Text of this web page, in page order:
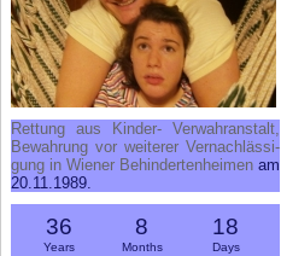
Ret­tung aus Kin­der- Ver­wahr­an­stalt,
Be­wah­rung vor wei­te­rer Ver­nach­läs­si­
gung in Wie­ner Be­hin­der­ten­hei­men am
20.11.1989.
36
Years
8
Months
18
Days